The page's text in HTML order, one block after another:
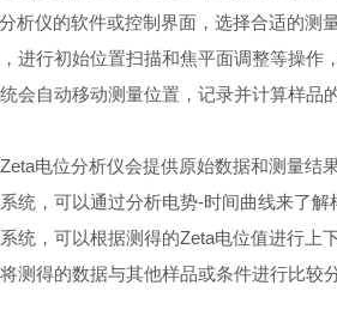
仪的软件或控制界面，选择合适的测量
行初始位置扫描和焦平面调整等操作
自动移动测量位置，记录并计算样品的
电位分析仪会提供原始数据和测量结
，可以通过分析电势-时间曲线来了解
，可以根据测得的Zeta电位值进行上
得的数据与其他样品或条件进行比较